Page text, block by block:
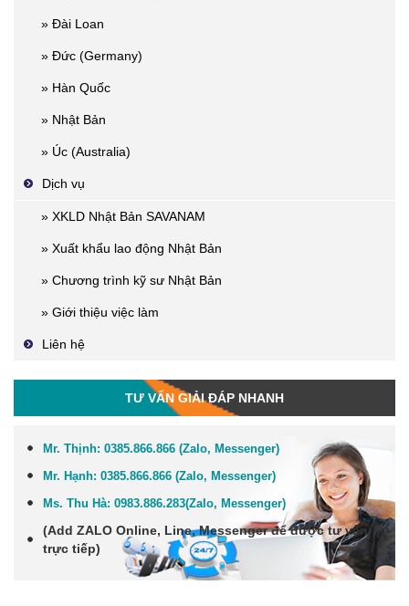
» Đài Loan
» Đức (Germany)
» Hàn Quốc
» Nhật Bản
» Úc (Australia)
Dịch vụ
» XKLD Nhật Bản SAVANAM
» Xuất khẩu lao động Nhật Bản
» Chương trình kỹ sư Nhật Bản
» Giới thiệu việc làm
Liên hệ
TƯ VẤN GIẢI ĐÁP NHANH
Mr. Thịnh: 0385.866.866 (Zalo, Messenger)
Mr. Hạnh: 0385.866.866 (Zalo, Messenger)
Ms. Thu Hà: 0983.886.283(Zalo, Messenger)
(Add ZALO Online, Line, Messengerđể được tư vấn
trực tiếp)